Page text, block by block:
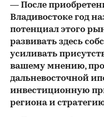
— После
Владивостоке год
потенциал этого
развивать здесь
усиливать
вашему мнению,
дальневосточной
инвестиционную
региона и